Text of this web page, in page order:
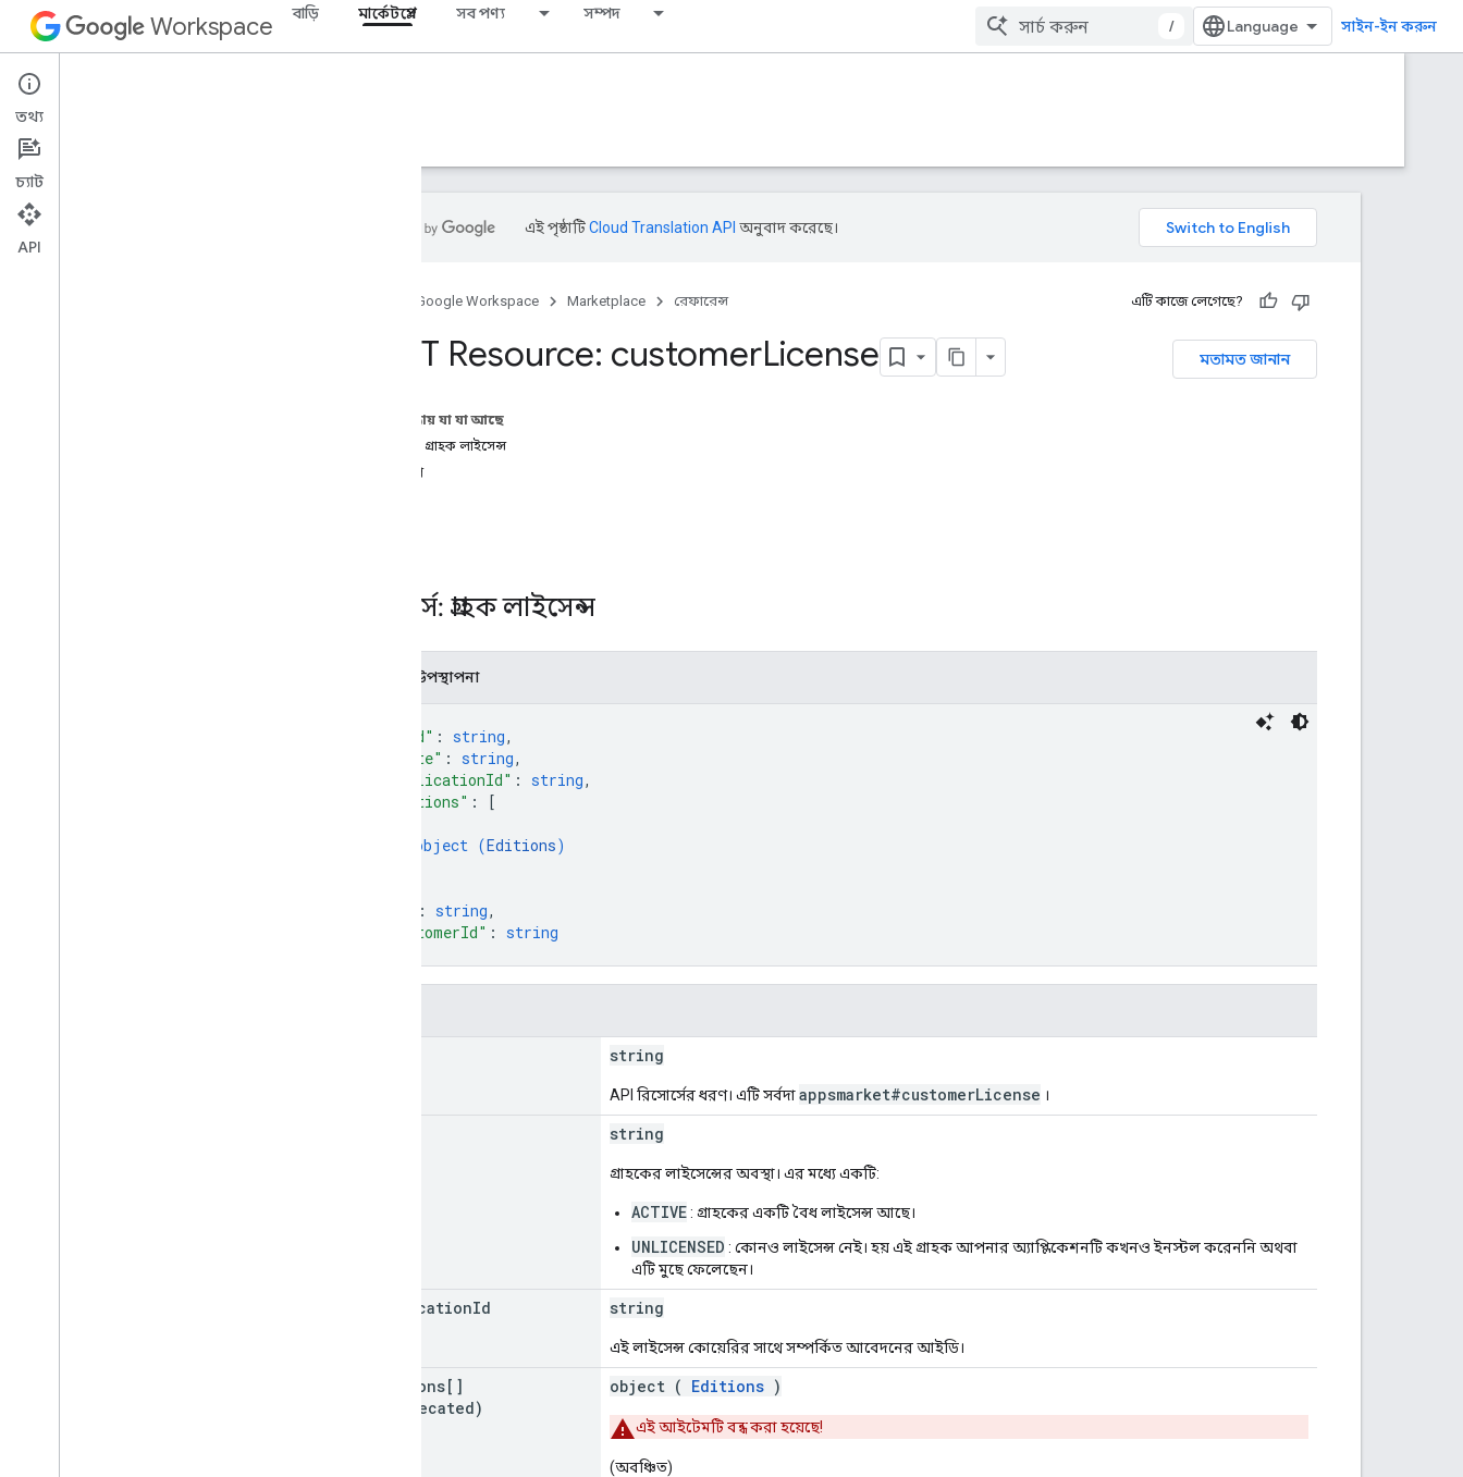
Workspace বাড়ি মার্কেটপ্লেস সব পণ্য সম্পদ
/ সাইন-ইন করুন
Marketplace
ওভারভিউ
এই পৃষ্ঠাটিCloud Translation API অনুবাদ করেছে।
Google Workspace Marketplace রেফারেন্স এটি কাজে লেগেছে?
মতামত জানান
REST Resource: customerLicense
এই পৃষ্ঠায় যা যা আছে
রিসোর্স: গ্রাহক লাইসেন্স
সংস্করণ
রিসোর্স: গ্রাহক লাইসেন্স
JSON উপস্থাপনা
"kind" : string,
"state" : string,
"applicationId" : string,
"editions" :
[
object (Editions)
: string,
"customerId" : string
string
API রিসোর্সের ধরণ। এটি সর্বদাappsmarket#customerLicense ।
string
গ্রাহকের লাইসেন্সের অবস্থা। এর মধ্যে একটি:
ACTIVE: গ্রাহকের একটি বৈধ লাইসেন্স আছে।
UNLICENSED : কোনও লাইসেন্স নেই। হয় এই গ্রাহক আপনার অ্যাপ্লিকেশনটি কখনও ইনস্টল করেননি অথবা
এটি মুছে ফেলেছেন।
applicationId string
এই লাইসেন্স কোয়েরির সাথে সম্পর্কিত আবেদনের আইডি।
editions[]
(deprecated)
object ( Editions )
এই আইটেমটি বন্ধ করা হয়েছে!
(অবঞ্চিত)
তথ্য
চ্যাট
API